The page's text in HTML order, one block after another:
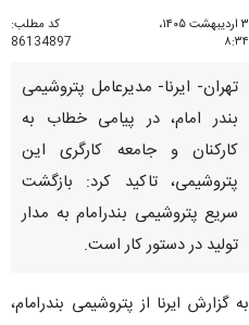
۳ اردیبهشت ۱۴۰۵،
۸:۳۴
کد مطلب:
86134897
تهران- ایرنا- مدیرعامل پتروشیمی
کارکنان و جامعه کارگری این